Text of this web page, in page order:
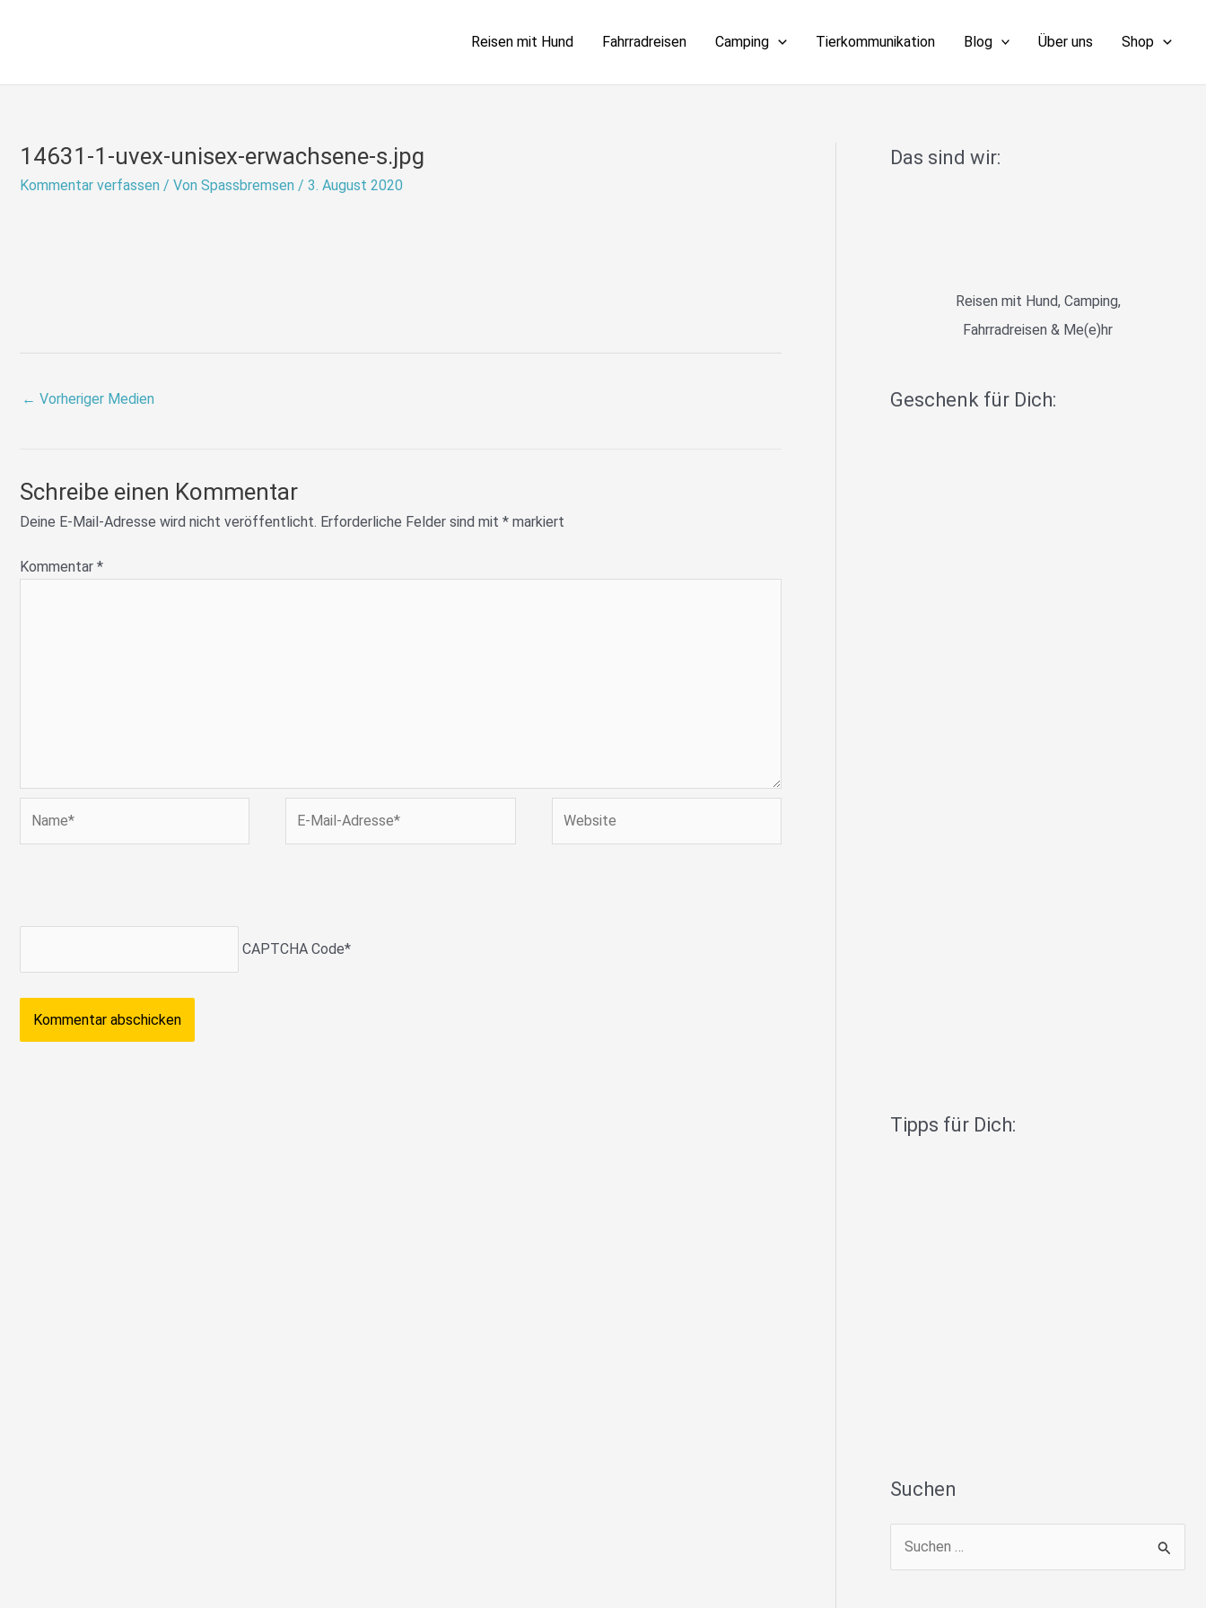
Reisen mit Hund Fahrradreisen Camping Tierkommunikation Blog Über uns Shop
14631-1-uvex-unisex-erwachsene-s.jpg
Kommentar verfassen / Von Spassbremsen / 3. August 2020
← Vorheriger Medien
Schreibe einen Kommentar
Deine E-Mail-Adresse wird nicht veröffentlicht. Erforderliche Felder sind mit * markiert
Kommentar *
Mail-
CAPTCHA Code*
Das sind wir:
Reisen mit Hund, Camping,
Fahrradreisen & Me(e)hr
Geschenk für Dich:
Tipps für Dich:
Suchen